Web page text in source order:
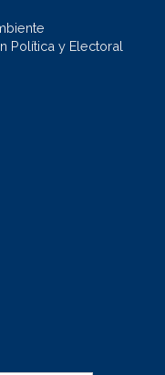
Política y Electoral